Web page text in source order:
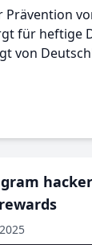
Prävention
für heftige
von